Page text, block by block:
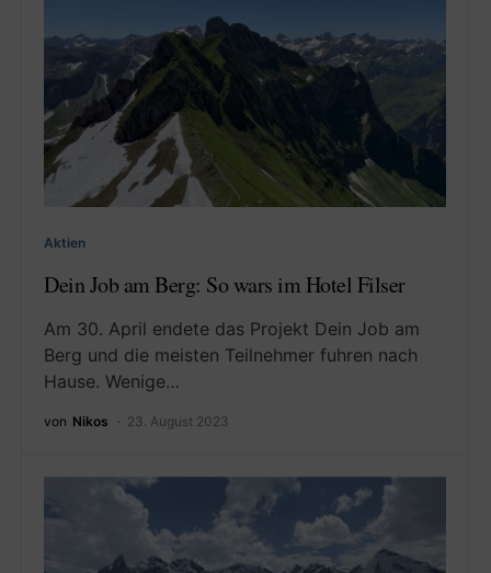
Aktien
Dein Job am Berg: So wars im Hotel Filser
Am 30. April endete das Projekt Dein Job am
Berg und die meisten Teilnehmer fuhren nach
Hause. Wenige…
von Nikos 23. August 2023